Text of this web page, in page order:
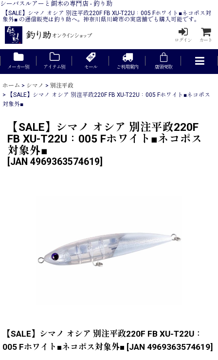
シーバスルアーと餌木の専門店 - 釣り助
【SALE】シマノ オシア 別注平政220F FB XU-T22U：005 Fホワイト■ネコポス対
象外■ の通信販売は釣り助へ。神奈川県川崎市の実店舗でも購入可能です。
ログイン カート
メーカー別 アイテム別 セール ご利用案内 店頭受取
ホーム > シマノ > 別注平政
>
【SALE】シマノ オシア 別注平政220F FB XU-T22U：005 Fホワイト■ネコポス
対象外■
【SALE】シマノ オシア 別注平政220F
FB XU-T22U：005 Fホワイト■ネコポス
対象外■
JAN 4969363574619
【SALE】シマノ オシア 別注平政220F FB XU-T22U：
005 Fホワイト■ネコポス対象外■ [JAN 4969363574619]